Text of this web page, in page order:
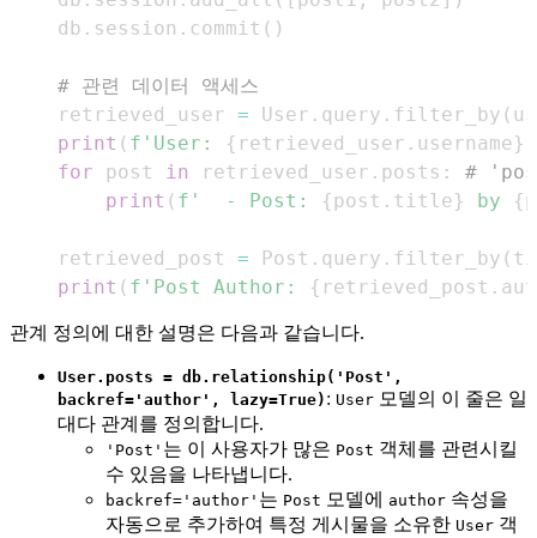
    db
. session . commit ( )
# 관련 데이터 액세스
    retrieved_user
= User . query . filter_by (
print ( f'User: { retrieved_user . username}
for post in retrieved_user . posts :
#
print ( f'  - Post: {post . title} by {
    retrieved_post
= Post . query . filter_by (
print ( f'Post Author: { retrieved_post .
관계 정의에 대한 설명은 다음과 같습니다.
User.posts = db.relationship('Post',
backref='author', lazy=True) : User 모델의 이 줄은 일
대다 관계를 정의합니다.
'Post' 는 이 사용자가 많은 Post 객체를 관련시킬
수 있음을 나타냅니다.
backref='author' 는 Post 모델에 author 속성을
자동으로 추가하여 특정 게시물을 소유한 User 객